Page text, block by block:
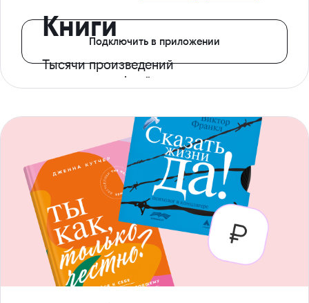
Книги
Тысячи произведений
с доступом офлайн
Подключить в приложении